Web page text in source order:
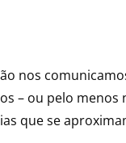
nos
– ou pelo menos
que se